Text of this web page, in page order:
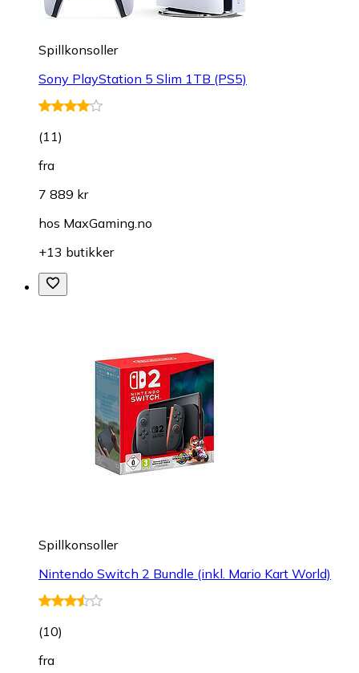
Spillkonsoller
Sony PlayStation 5 Slim 1TB (PS5)
(11)
fra
7 889 kr
hos MaxGaming.no
+13 butikker
Spillkonsoller
Nintendo Switch 2 Bundle (inkl. Mario Kart World)
(10)
fra